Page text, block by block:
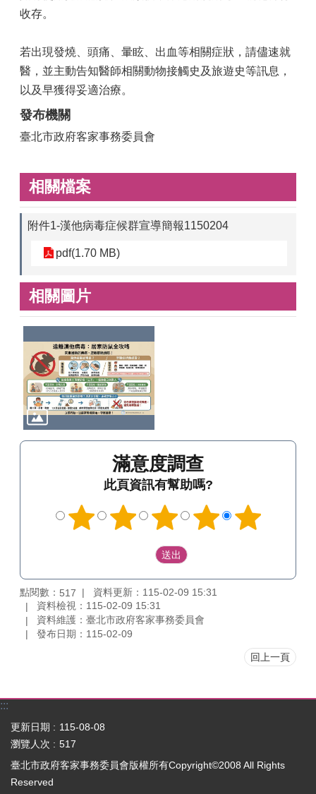
收存。
若出現發燒、頭痛、暈眩、出血等相關症狀，請儘速就
醫，並主動告知醫師相關動物接觸史及旅遊史等訊息，
以及早獲得妥適治療。
發布機關
臺北市政府客家事務委員會
相關檔案
附件1-漢他病毒症候群宣導簡報1150204
pdf(1.70 MB)
相關圖片
滿意度調查
此頁資訊有幫助嗎?
點閱數： 517
資料更新：115-02-09 15:31
資料檢視：115-02-09 15:31
資料維護：臺北市政府客家事務委員會
發布日期：115-02-09
回上一頁
:::
更新日期
115-08-08
瀏覽人次
517
臺北市政府客家事務委員會版權所有Copyright©2008 All Rights
Reserved